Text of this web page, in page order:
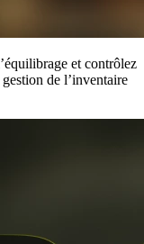
et contrôlez
de l’inventaire